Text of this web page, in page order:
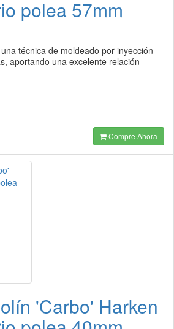
polea 57mm
técnica de moldeado por inyección
aportando una excelente relación
Compre Ahora
'Carbo' Harken